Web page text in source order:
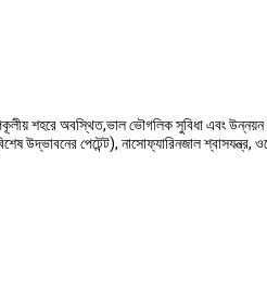
শহরে অবস্থিত,ভাল ভৌগলিক সুবিধা এবং উন্নয়ন
উদ্ভাবনের পেটেন্ট), নাসোফ্যারিনজাল শ্বাসযন্ত্র,